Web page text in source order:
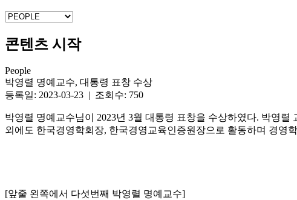
콘텐츠 시작
People
박영렬 명예교수, 대통령 표창 수상
등록일: 2023-03-23 | 조회수: 750
박영렬 명예교수님이 2023년 3월 대통령 표창을 수상하였다. 박영
외에도 한국경영학회장, 한국경영교육인증원장으로 활동하며 경영
[앞줄 왼쪽에서 다섯번째 박영렬 명예교수]